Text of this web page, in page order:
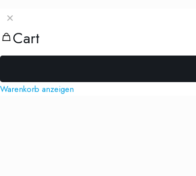
✕
Cart
Warenkorb anzeigen